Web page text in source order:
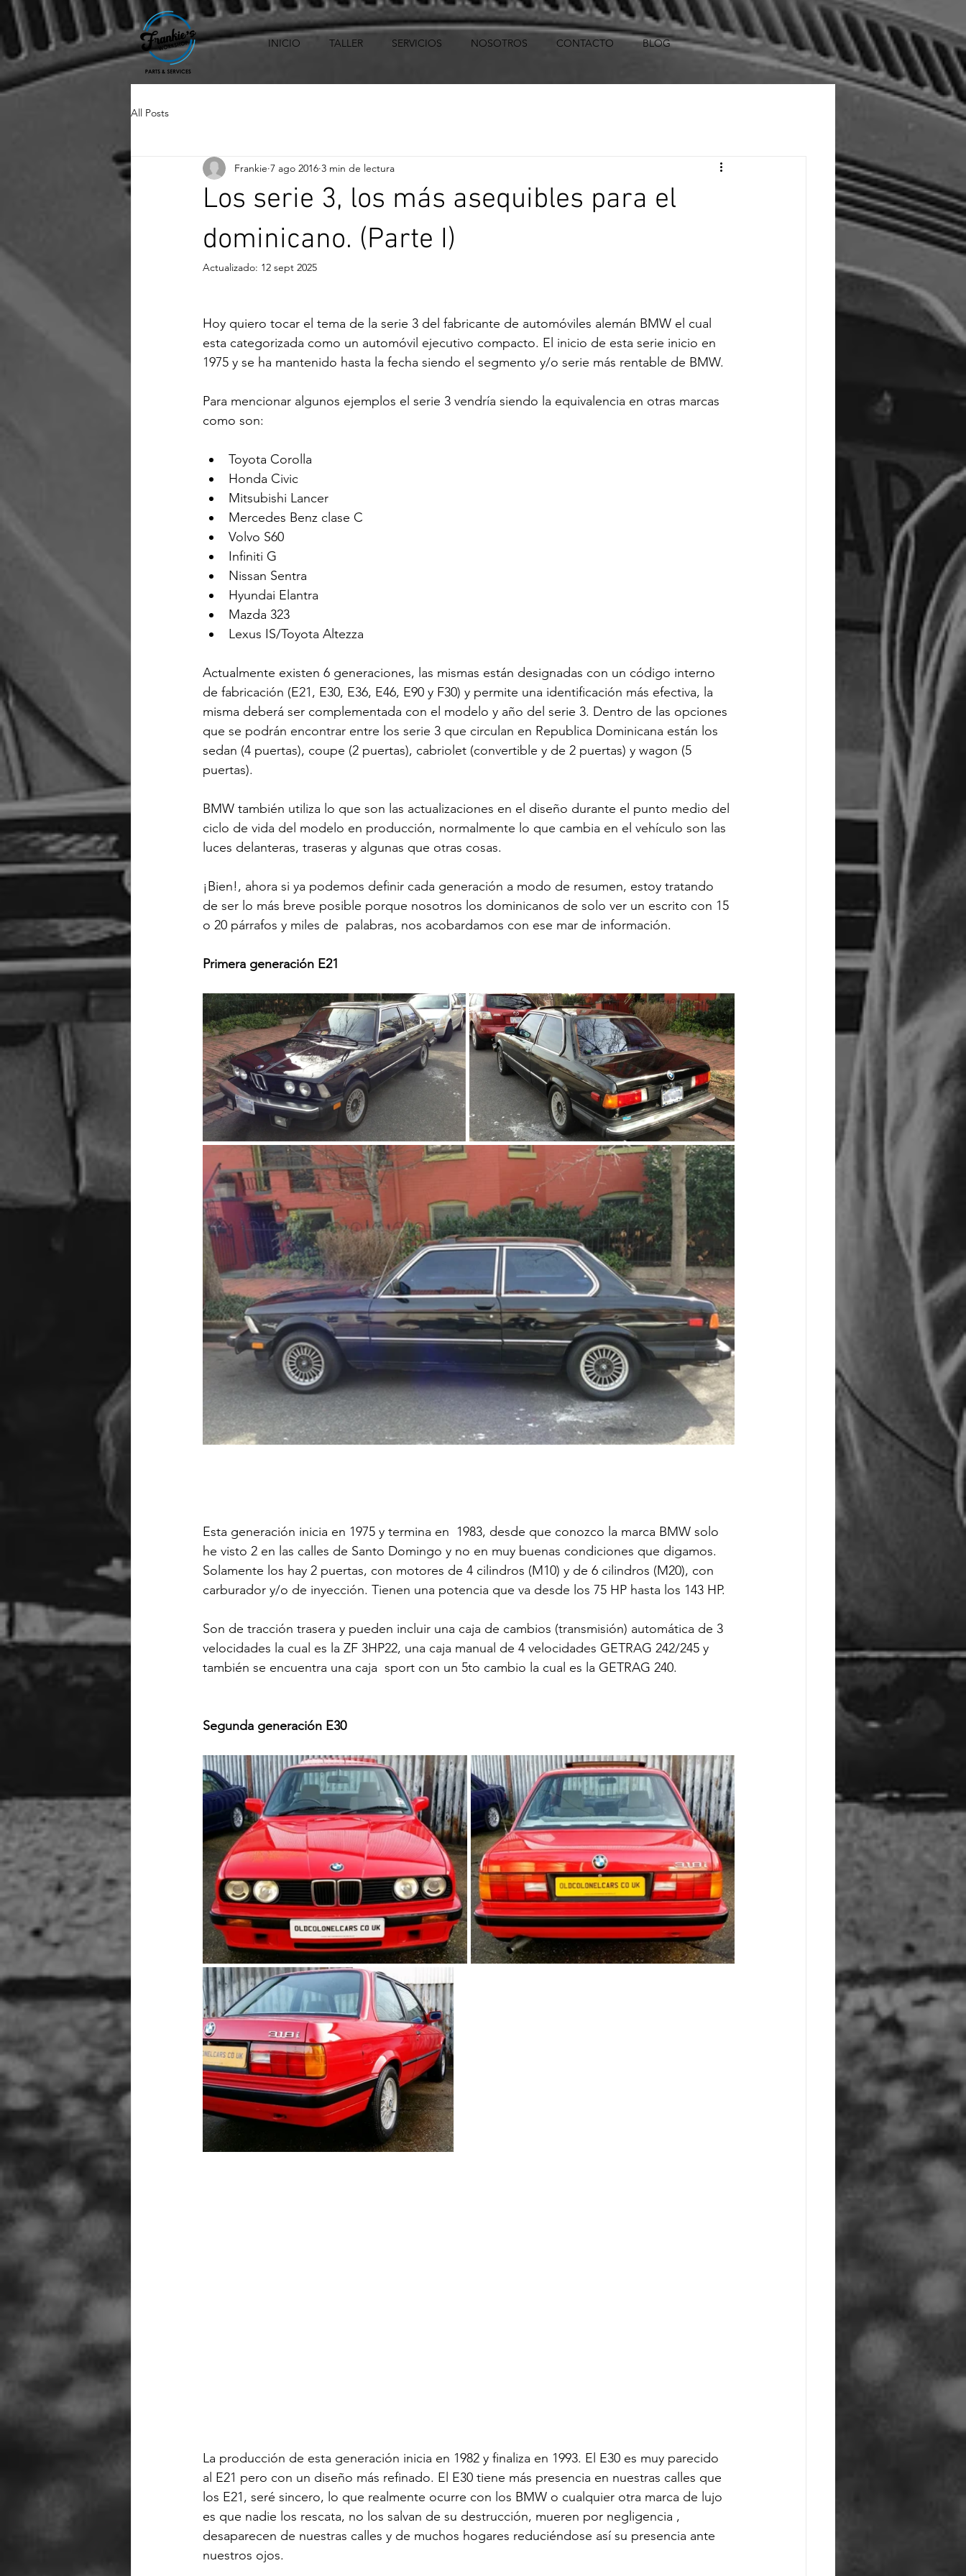
INICIO TALLER SERVICIOS NOSOTROS CONTACTO BLOG
All Posts
Los serie 3, los más asequibles para el
dominicano. (Parte I)
Frankie 7 ago 2016 3 min de lectura
Actualizado: 12 sept 2025
Hoy quiero tocar el tema de la serie 3 del fabricante de automóviles alemán BMW el cual
esta categorizada como un automóvil ejecutivo compacto. El inicio de esta serie inicio en
1975 y se ha mantenido hasta la fecha siendo el segmento y/o serie más rentable de BMW.
Para mencionar algunos ejemplos el serie 3 vendría siendo la equivalencia en otras marcas
Toyota Corolla
Honda Civic
Mitsubishi Lancer
Mercedes Benz clase C
Volvo S60
Infiniti G
Nissan Sentra
Hyundai Elantra
Mazda 323
Lexus IS/Toyota Altezza
Actualmente existen 6 generaciones, las mismas están designadas con un código interno
de fabricación (E21, E30, E36, E46, E90 y F30) y permite una identificación más efectiva, la
misma deberá ser complementada con el modelo y año del serie 3. Dentro de las opciones
que se podrán encontrar entre los serie 3 que circulan en Republica Dominicana están los
sedan (4 puertas), coupe (2 puertas), cabriolet (convertible y de 2 puertas) y wagon (5
puertas).
BMW también utiliza lo que son las actualizaciones en el diseño durante el punto medio del
ciclo de vida del modelo en producción, normalmente lo que cambia en el vehículo son las
luces delanteras, traseras y algunas que otras cosas.
¡Bien!, ahora si ya podemos definir cada generación a modo de resumen, estoy tratando
de ser lo más breve posible porque nosotros los dominicanos de solo ver un escrito con 15
o 20 párrafos y miles de  palabras, nos acobardamos con ese mar de información.
Primera generación E21
Esta generación inicia en 1975 y termina en  1983, desde que conozco la marca BMW solo
he visto 2 en las calles de Santo Domingo y no en muy buenas condiciones que digamos.
Solamente los hay 2 puertas, con motores de 4 cilindros (M10) y de 6 cilindros (M20), con
carburador y/o de inyección. Tienen una potencia que va desde los 75 HP hasta los 143 HP.
Son de tracción trasera y pueden incluir una caja de cambios (transmisión) automática de 3
velocidades la cual es la ZF 3HP22, una caja manual de 4 velocidades GETRAG 242/245 y
también se encuentra una caja  sport con un 5to cambio la cual es la GETRAG 240.
Segunda generación E30
La producción de esta generación inicia en 1982 y finaliza en 1993. El E30 es muy parecido
al E21 pero con un diseño más refinado. El E30 tiene más presencia en nuestras calles que
los E21, seré sincero, lo que realmente ocurre con los BMW o cualquier otra marca de lujo
es que nadie los rescata, no los salvan de su destrucción, mueren por negligencia ,
desaparecen de nuestras calles y de muchos hogares reduciéndose así su presencia ante
nuestros ojos.